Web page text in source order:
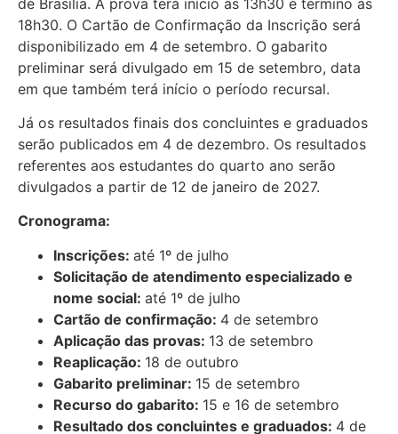
18h30. O Cartão de Confirmação da Inscrição será
disponibilizado em 4 de setembro. O gabarito
preliminar será divulgado em 15 de setembro, data
em que também terá início o período recursal.
Já os resultados finais dos concluintes e graduados
serão publicados em 4 de dezembro. Os resultados
referentes aos estudantes do quarto ano serão
divulgados a partir de 12 de janeiro de 2027.
Cronograma:
Inscrições: até 1º de julho
Solicitação de atendimento especializado e
nome social: até 1º de julho
Cartão de confirmação: 4 de setembro
Aplicação das provas: 13 de setembro
Reaplicação: 18 de outubro
Gabarito preliminar: 15 de setembro
Recurso do gabarito: 15 e 16 de setembro
Resultado dos concluintes e graduados: 4 de